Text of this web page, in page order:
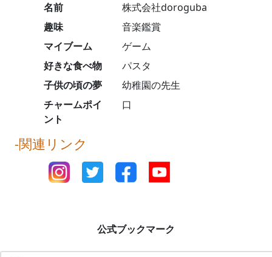
名前
株式会社doroguba
趣味
音楽鑑賞
マイブーム
ゲーム
好きな食べ物
パスタ
子供の頃の夢
幼稚園の先生
チャームポイ
ント
口
-関連リンク
公式ブックマーク